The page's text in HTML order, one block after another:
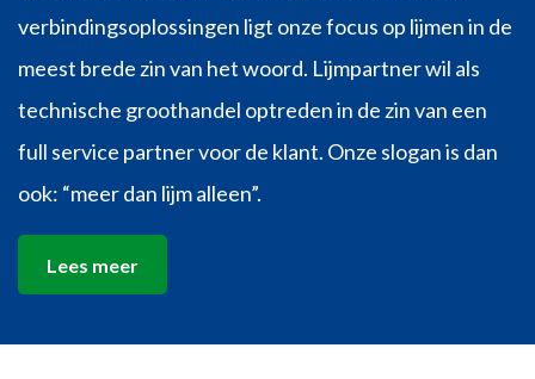
verbindingsoplossingen ligt onze focus op lijmen in de
meest brede zin van het woord. Lijmpartner wil als
technische groothandel optreden in de zin van een
full service partner voor de klant. Onze slogan is dan
ook: “meer dan lijm alleen”.
Lees meer